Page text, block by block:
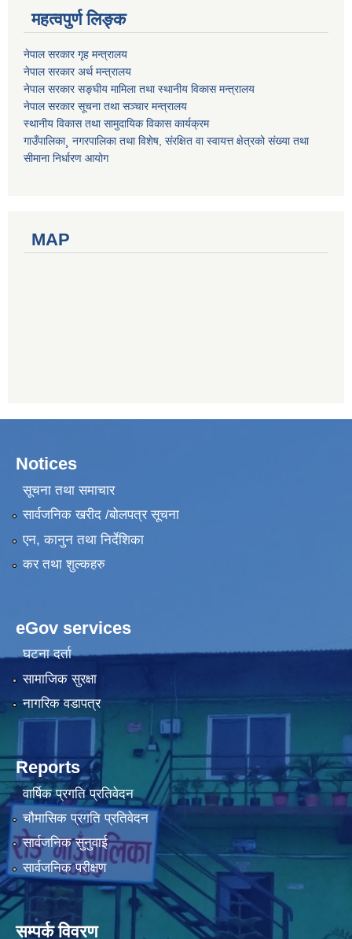
महत्वपुर्ण लिङ्क
नेपाल सरकार गृह मन्त्रालय
नेपाल सरकार अर्थ मन्त्रालय
नेपाल सरकार सङ्घीय मामिला तथा स्थानीय विकास मन्त्रालय
नेपाल सरकार सूचना तथा सञ्चार मन्त्रालय
स्थानीय विकास तथा सामुदायिक विकास कार्यक्रम
गाउँपालिका¸ नगरपालिका तथा विशेष, संरक्षित वा स्वायत्त क्षेत्रको संख्या तथा
सीमाना निर्धारण आयोग
MAP
Notices
सूचना तथा समाचार
सार्वजनिक खरीद /बोलपत्र सूचना
एन, कानुन तथा निर्देशिका
कर तथा शुल्कहरु
eGov services
घटना दर्ता
सामाजिक सुरक्षा
नागरिक वडापत्र
Reports
वार्षिक प्रगति प्रतिवेदन
चौमासिक प्रगति प्रतिवेदन
सार्वजनिक सुनुवाई
सार्वजनिक परीक्षण
सम्पर्क विवरण